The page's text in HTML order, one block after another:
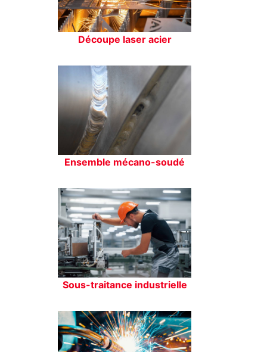
Découpe laser acier
Ensemble mécano-soudé
Sous-traitance industrielle